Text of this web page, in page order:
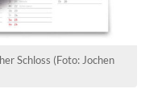
Schloss (Foto: Jochen